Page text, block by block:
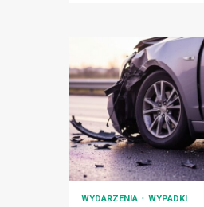
WYDARZENIA WYPADKI